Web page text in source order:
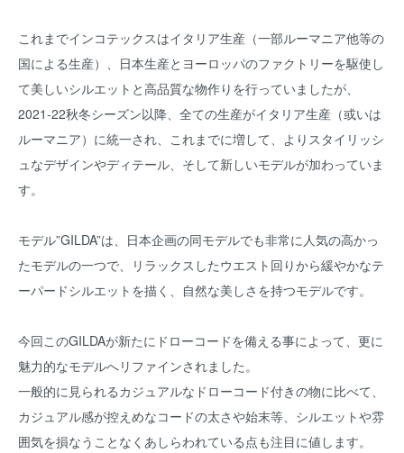
これまでインコテックスはイタリア生産（一部ルーマニア他等の
国による生産）、日本生産とヨーロッパのファクトリーを駆使し
て美しいシルエットと高品質な物作りを行っていましたが、
2021-22秋冬シーズン以降、全ての生産がイタリア生産（或いは
ルーマニア）に統一され、これまでに増して、よりスタイリッシ
ュなデザインやディテール、そして新しいモデルが加わっていま
す。
モデル”GILDA”は、日本企画の同モデルでも非常に人気の高かっ
たモデルの一つで、リラックスしたウエスト回りから緩やかなテ
ーパードシルエットを描く、自然な美しさを持つモデルです。
今回このGILDAが新たにドローコードを備える事によって、更に
魅力的なモデルへリファインされました。
一般的に見られるカジュアルなドローコード付きの物に比べて、
カジュアル感が控えめなコードの太さや始末等、シルエットや雰
囲気を損なうことなくあしらわれている点も注目に値します。